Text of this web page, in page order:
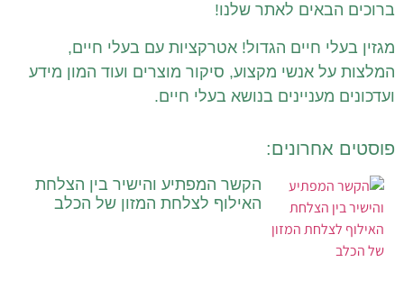
ברוכים הבאים לאתר שלנו!
מגזין בעלי חיים הגדול! אטרקציות עם בעלי חיים,
המלצות על אנשי מקצוע, סיקור מוצרים ועוד המון מידע
ועדכונים מעניינים בנושא בעלי חיים.
פוסטים אחרונים:
הקשר המפתיע והישיר בין הצלחת
האילוף לצלחת המזון של הכלב